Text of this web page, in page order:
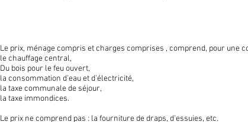
Le prix, ménage compris et charges comprises , comprend, pour une
le chauffage central,
Du bois pour le feu ouvert,
la consommation d'eau et d'électricité,
la taxe communale de séjour,
la taxe immondices.
Le prix ne comprend pas : la fourniture de draps, d'essuies, etc.